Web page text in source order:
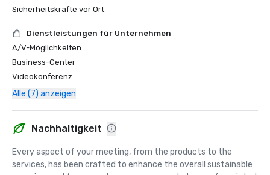
Sicherheitskräfte vor Ort
Dienstleistungen für Unternehmen
A/V-Möglichkeiten
Business-Center
Videokonferenz
Alle (7) anzeigen
Nachhaltigkeit
Every aspect of your meeting, from the products to the
services, has been crafted to enhance the overall sustainable